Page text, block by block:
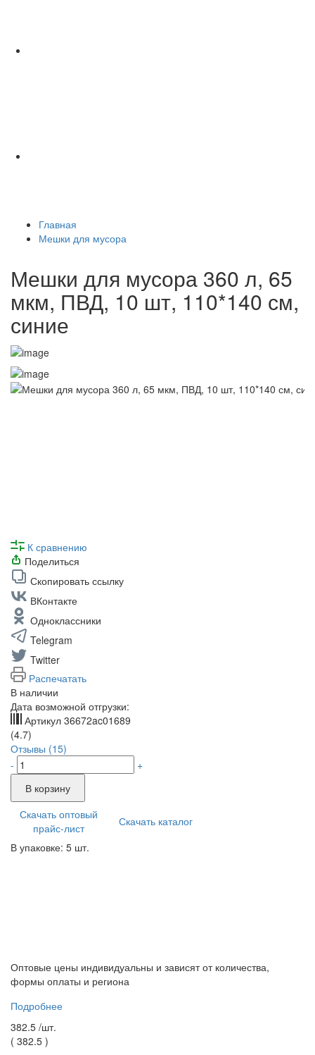
Главная
Мешки для мусора
Мешки для мусора 360 л, 65
мкм, ПВД, 10 шт, 110*140 см,
синие
К сравнению
Поделиться
Скопировать ссылку
ВКонтакте
Одноклассники
Telegram
Twitter
Распечатать
В наличии
Дата возможной отгрузки:
Артикул 36672ac01689
(4.7)
Отзывы (15)
-
+
В корзину
Скачать оптовый
прайс-лист
Скачать каталог
В упаковке: 5 шт.
Оптовые цены индивидуальны и зависят от количества,
формы оплаты и региона
Подробнее
382.5 /шт.
( 382.5 )